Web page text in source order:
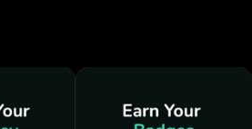
회, 재정, 창의성. 언제든지 직접 추